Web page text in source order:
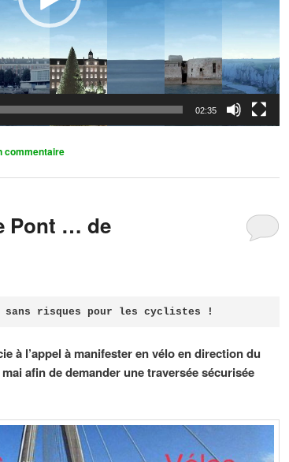
02:35
commentaire
Pont … de
sans risques pour les cyclistes !
à l’appel à manifester en vélo en direction du
afin de demander une traversée sécurisée